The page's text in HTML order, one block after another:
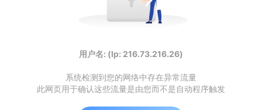
用户名: (Ip: 216.73.216.26)
系统检测到您的网络中存在异常流量
此网页用于确认这些流量是由您而不是自动程序触发